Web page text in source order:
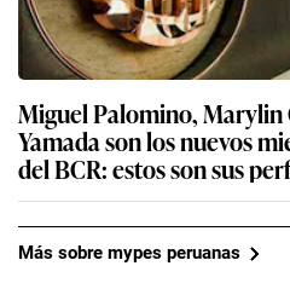
Miguel Palomino, Marylin
Yamada son los nuevos
del BCR: estos son sus
Más sobre mypes peruanas